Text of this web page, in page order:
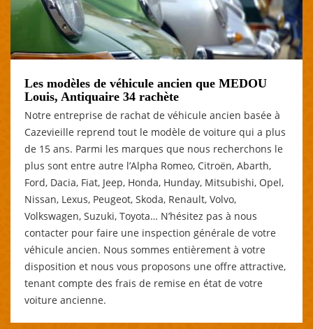
Les modèles de véhicule ancien que MEDOU
Louis, Antiquaire 34 rachète
Notre entreprise de rachat de véhicule ancien basée à
Cazevieille reprend tout le modèle de voiture qui a plus
de 15 ans. Parmi les marques que nous recherchons le
plus sont entre autre l’Alpha Romeo, Citroën, Abarth,
Ford, Dacia, Fiat, Jeep, Honda, Hunday, Mitsubishi, Opel,
Nissan, Lexus, Peugeot, Skoda, Renault, Volvo,
Volkswagen, Suzuki, Toyota… N’hésitez pas à nous
contacter pour faire une inspection générale de votre
véhicule ancien. Nous sommes entièrement à votre
disposition et nous vous proposons une offre attractive,
tenant compte des frais de remise en état de votre
voiture ancienne.